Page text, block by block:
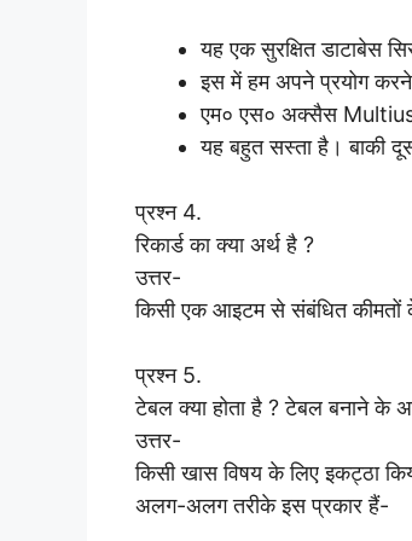
यह एक सुरक्षित डाटाबेस
इस में हम अपने प्रयोग
एम० एस० अक्सैस
यह बहुत सस्ता है। बाकी
प्रश्न 4.
रिकार्ड का क्या अर्थ है ?
उत्तर-
किसी एक आइटम से संबंधित कीमतों
प्रश्न 5.
टेबल क्या होता है ? टेबल बनाने के
उत्तर-
किसी खास विषय के लिए इकट्ठा
अलग-अलग तरीके इस प्रकार हैं-